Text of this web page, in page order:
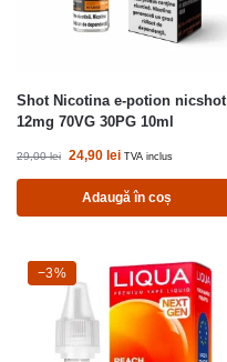
Shot Nicotina e-potion nicshot
12mg 70VG 30PG 10ml
29,00lei 24,90 lei TVA inclus
Adaugă în coș
-3%
−3%